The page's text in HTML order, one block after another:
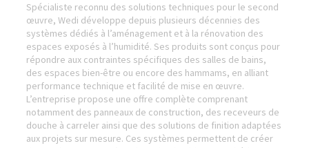
Spécialiste reconnu des solutions techniques pour le second
œuvre, Wedi développe depuis plusieurs décennies des
systèmes dédiés à l’aménagement et à la rénovation des
espaces exposés à l’humidité. Ses produits sont conçus pour
répondre aux contraintes spécifiques des salles de bains,
des espaces bien-être ou encore des hammams, en alliant
performance technique et facilité de mise en œuvre.
L’entreprise propose une offre complète comprenant
notamment des panneaux de construction, des receveurs de
douche à carreler ainsi que des solutions de finition adaptées
aux projets sur mesure. Ces systèmes permettent de créer